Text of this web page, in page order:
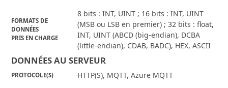
FORMATS DE
DONNÉES
PRIS EN CHARGE
8 bits : INT, UINT ; 16 bits : INT, UINT
(MSB ou LSB en premier) ; 32 bits : float,
INT, UINT (ABCD (big-endian), DCBA
(little-endian), CDAB, BADC), HEX, ASCII
DONNÉES AU SERVEUR
PROTOCOLE(S) HTTP(S), MQTT, Azure MQTT